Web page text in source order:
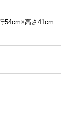
54cm×高さ41cm